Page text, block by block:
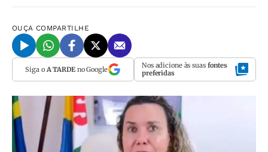
OUÇA COMPARTILHE
Siga o A TARDEno Google Nos adicione às suas fontes
preferidas